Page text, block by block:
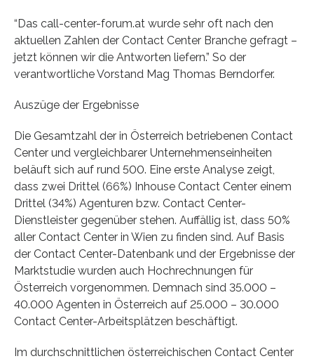
“Das call-center-forum.at wurde sehr oft nach den
aktuellen Zahlen der Contact Center Branche gefragt –
jetzt können wir die Antworten liefern.” So der
verantwortliche Vorstand Mag Thomas Berndorfer.
Auszüge der Ergebnisse
Die Gesamtzahl der in Österreich betriebenen Contact
Center und vergleichbarer Unternehmenseinheiten
beläuft sich auf rund 500. Eine erste Analyse zeigt,
dass zwei Drittel (66%) Inhouse Contact Center einem
Drittel (34%) Agenturen bzw. Contact Center-
Dienstleister gegenüber stehen. Auffällig ist, dass 50%
aller Contact Center in Wien zu finden sind. Auf Basis
der Contact Center-Datenbank und der Ergebnisse der
Marktstudie wurden auch Hochrechnungen für
Österreich vorgenommen. Demnach sind 35.000 –
40.000 Agenten in Österreich auf 25.000 – 30.000
Contact Center-Arbeitsplätzen beschäftigt.
Im durchschnittlichen österreichischen Contact Center